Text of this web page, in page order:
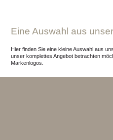
Eine Auswahl aus
Hier finden Sie eine kleine Auswahl aus
unser komplettes Angebot betrachten
Markenlogos.